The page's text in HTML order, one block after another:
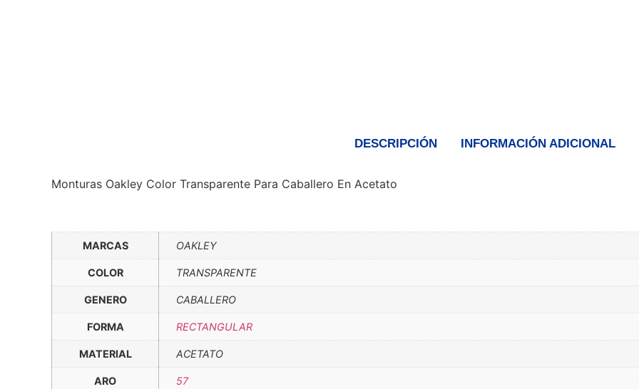
DESCRIPCIÓN INFORMACIÓN ADICIONAL
Monturas Oakley Color Transparente Para Caballero En Acetato
MARCAS OAKLEY
COLOR TRANSPARENTE
GENERO CABALLERO
FORMA RECTANGULAR
MATERIAL ACETATO
ARO 57